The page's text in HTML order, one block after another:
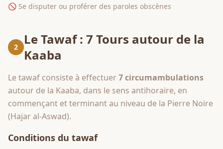
🚫 Se disputer ou proférer des paroles obscènes
2
Le Tawaf : 7 Tours autour de la
Kaaba
Le tawaf consiste à effectuer7 circumambulations
autour de la Kaaba, dans le sens antihoraire, en
commençant et terminant au niveau de la Pierre Noire
(Hajar al-Aswad).
Conditions du tawaf